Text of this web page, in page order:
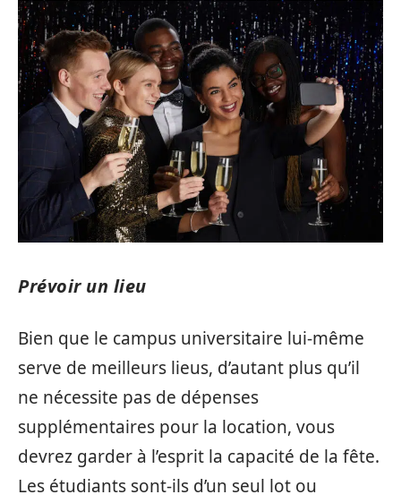
Prévoir un lieu
Bien que le campus universitaire lui-même
serve de meilleurs lieus, d’autant plus qu’il
ne nécessite pas de dépenses
supplémentaires pour la location, vous
devrez garder à l’esprit la capacité de la fête.
Les étudiants sont-ils d’un seul lot ou